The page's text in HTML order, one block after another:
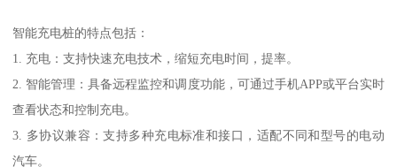
智能充电桩的特点包括：
1. 充电：支持快速充电技术，缩短充电时间，提率。
2. 智能管理：具备远程监控和调度功能，可通过手机APP或平台实时
查看状态和控制充电。
3. 多协议兼容：支持多种充电标准和接口，适配不同和型号的电动
汽车。